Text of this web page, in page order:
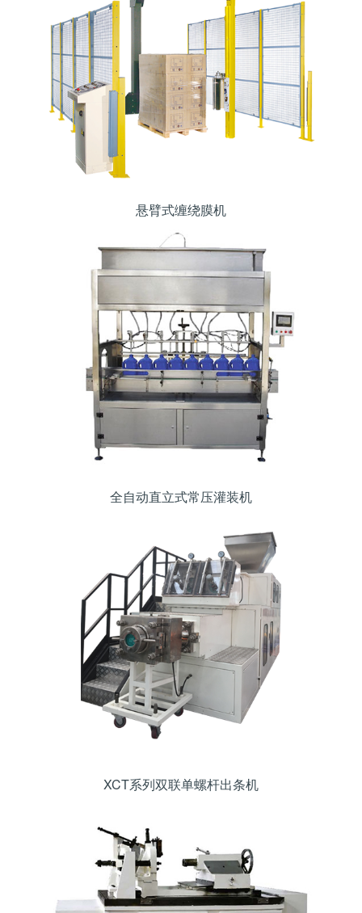
悬臂式缠绕膜机
全自动直立式常压灌装机
XCT系列双联单螺杆出条机